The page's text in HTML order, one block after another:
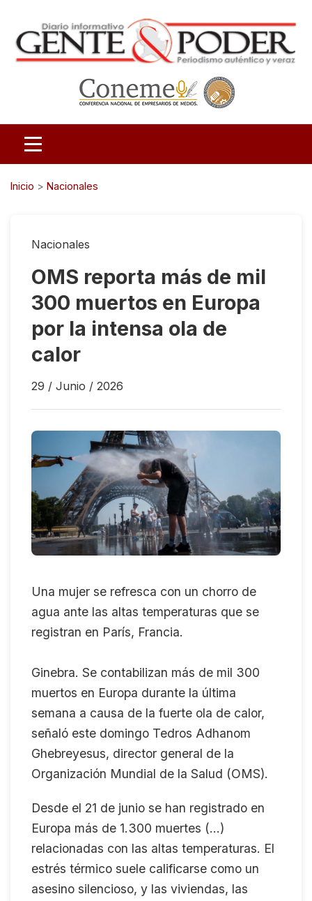
Inicio > Nacionales
Nacionales
OMS reporta más de mil
300 muertos en Europa
por la intensa ola de
calor
29 / Junio / 2026
Una mujer se refresca con un chorro de
agua ante las altas temperaturas que se
registran en París, Francia.
Ginebra. Se contabilizan más de mil 300
muertos en Europa durante la última
semana a causa de la fuerte ola de calor,
señaló este domingo Tedros Adhanom
Ghebreyesus, director general de la
Organización Mundial de la Salud (OMS).
Desde el 21 de junio se han registrado en
Europa más de 1.300 muertes (...)
relacionadas con las altas temperaturas. El
estrés térmico suele calificarse como un
asesino silencioso, y las viviendas, las